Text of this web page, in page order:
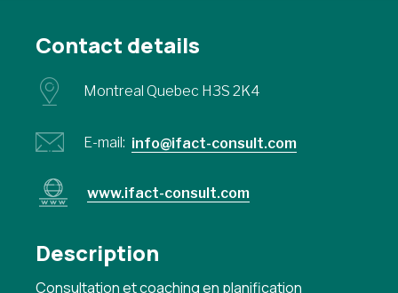
Contact details
Montreal Quebec H3S 2K4
E-mail: info@ifact-consult.com
www.ifact-consult.com
Description
Consultation et coaching en planification